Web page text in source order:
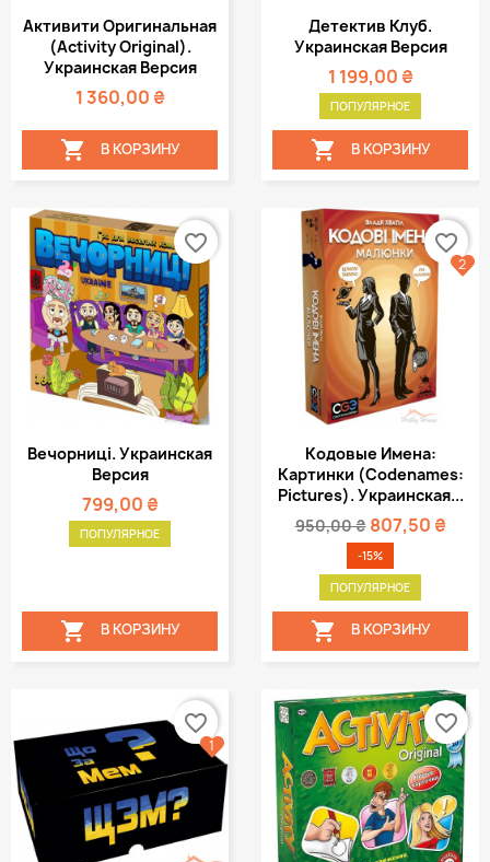
Активити Оригинальная
(Activity Original).
Украинская Версия
1 360,00 ₴
 В КОРЗИНУ
Детектив Клуб.
Украинская Версия
1 199,00 ₴
ПОПУЛЯРНОЕ
 В КОРЗИНУ
Вечорниці. Украинская
Версия
799,00 ₴
ПОПУЛЯРНОЕ
 В КОРЗИНУ
favorite_border
Кодовые Имена:
Картинки (Codenames:
Pictures). Украинская...
950,00 ₴ 807,50 ₴
-15%
ПОПУЛЯРНОЕ
 В КОРЗИНУ
favorite_border
2
favorite_border
1
favorite_border